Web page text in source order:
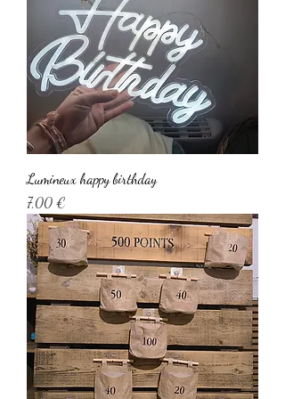
Lumineux happy birthday
Prix
7,00 €